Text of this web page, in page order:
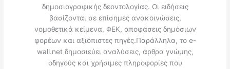
δημοσιογραφικής δεοντολογίας. Οι ειδήσεις
βασίζονται σε επίσημες ανακοινώσεις,
νομοθετικά κείμενα, ΦΕΚ, αποφάσεις δημόσιων
φορέων και αξιόπιστες πηγές.Παράλληλα, το e-
wall.net δημοσιεύει αναλύσεις, άρθρα γνώμης,
οδηγούς και χρήσιμες πληροφορίες που